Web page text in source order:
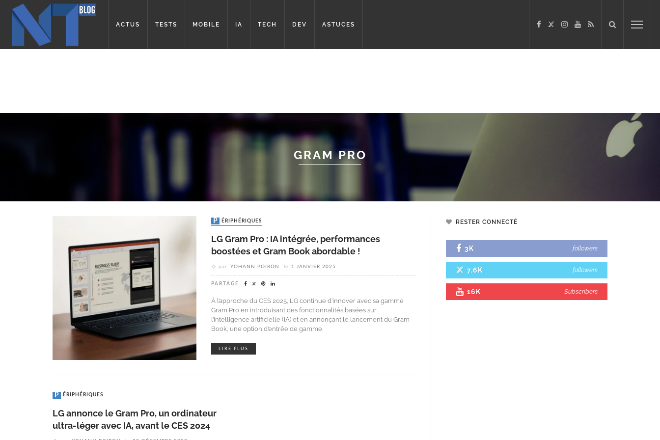
ACTUS TESTS MOBILE IA TECH DEV ASTUCES
GRAM PRO
PÉRIPHÉRIQUES
LG Gram Pro : IA intégrée, performances
boostées et Gram Book abordable !
par YOHANN POIRON le 1 JANVIER 2025
PARTAGE
À l’approche du CES 2025, LG continue d’innover avec sa gamme
Gram Pro en introduisant des fonctionnalités basées sur
l’intelligence artificielle (IA) et en annonçant le lancement du Gram
Book, une option d’entrée de gamme.
LIRE PLUS
PÉRIPHÉRIQUES
LG annonce le Gram Pro, un ordinateur
ultra-léger avec IA, avant le CES 2024
RESTER CONNECTÉ
3K followers
7.6K followers
16K Subscribers